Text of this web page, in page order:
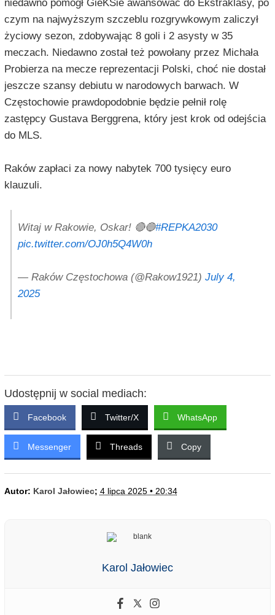
niedawno pomógł GieKSie awansować do Ekstraklasy, po
czym na najwyższym szczeblu rozgrywkowym zaliczył
życiowy sezon, zdobywając 8 goli i 2 asysty w 35
meczach. Niedawno został też powołany przez Michała
Probierza na mecze reprezentacji Polski, choć nie dostał
jeszcze szansy debiutu w narodowych barwach. W
Częstochowie prawdopodobnie będzie pełnił rolę
zastępcy Gustava Berggrena, który jest krok od odejścia
do MLS.
Raków zapłaci za nowy nabytek 700 tysięcy euro
klauzuli.
Witaj w Rakowie, Oskar! 🔴🔵#REPKA2030
pic.twitter.com/OJ0h5Q4W0h
— Raków Częstochowa (@Rakow1921) July 4,
2025
Udostępnij w social mediach:
Facebook Twitter/X WhatsApp
Messenger Threads Copy
Autor: Karol Jałowiec; 4 lipca 2025 • 20:34
Karol Jałowiec